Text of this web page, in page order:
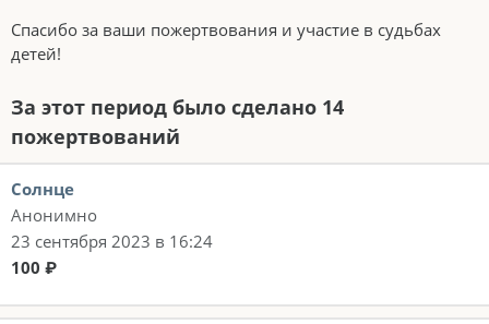
Спасибо за ваши пожертвования и участие в судьбах
детей!
За этот период было сделано 14
пожертвований
Солнце
Анонимно
23 сентября 2023 в 16:24
100 ₽